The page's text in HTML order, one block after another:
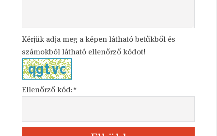
Kérjük adja meg a képen látható betűkből és
számokból látható ellenőrző kódot!
Ellenőrző kód:*